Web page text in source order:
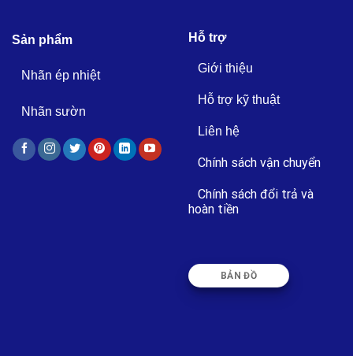
Sản phẩm
Nhãn ép nhiệt
Nhãn sườn
Hỗ trợ
Giới thiệu
Hỗ trợ kỹ thuật
Liên hệ
Chính sách vận chuyển
Chính sách đổi trả và
hoàn tiền
BẢN ĐỒ